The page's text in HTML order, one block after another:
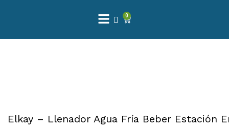
0
Elkay – Llenador Agua Fría Beber Estación